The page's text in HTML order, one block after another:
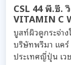
CSL 44 พี.ซี.
VITAMIN C
บูสท์ผิวดูกระจ่า
บริษัทพรีมา แคร์
ประเทศญี่ปุ่น เว